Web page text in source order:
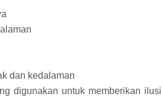
dan kedalaman
digunakan untuk memberikan ilusi